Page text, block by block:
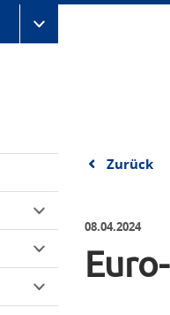
Zurück
08.04.2024